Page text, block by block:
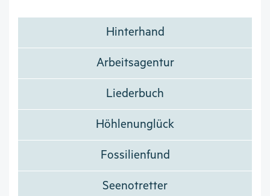
Hinterhand
Arbeitsagentur
Liederbuch
Höhlenunglück
Fossilienfund
Seenotretter